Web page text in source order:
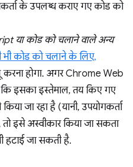
के उपलब्ध कराए गए कोड को
या कोड को चलाने वाले अन्य
भी कोड को चलाने के लिए,
करना होगा. अगर Chrome Web
कि इसका इस्तेमाल, तय किए गए
जा रहा है (यानी, उपयोगकर्ता
इसे अस्वीकार किया जा सकता
हटाई जा सकती है.